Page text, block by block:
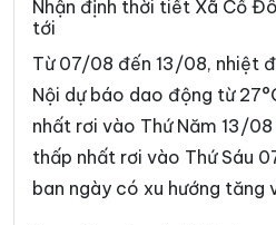
Phường Phúc Lợi
Phường Sơn Tây
Phường Tây Mỗ
Nhận định thời tiết Xã Cổ
tới
Từ 07/08 đến 13/08, nhiệt
Nội dự báo dao động từ
nhất rơi vào Thứ Năm 13/
thấp nhất rơi vào Thứ Sáu
ban ngày có xu hướng tăng